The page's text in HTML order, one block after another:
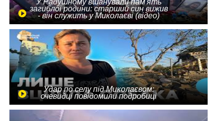
У Радушному вшанували пам'ять
загиблої родини: старший син вижив
- він служить у Миколаєві (відео)
Удар по селу під Миколаєвом:
очевидці повідомили подробиці